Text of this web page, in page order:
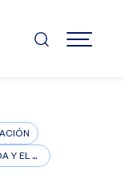
MENÚ
FACULTAD DE CIENCIAS DE LA VIDA Y EL BIENESTAR